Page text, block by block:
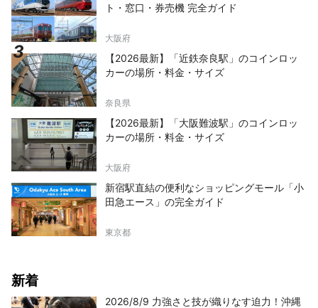
ト・窓口・券売機 完全ガイド
大阪府
【2026最新】「近鉄奈良駅」のコインロッ
カーの場所・料金・サイズ
奈良県
【2026最新】「大阪難波駅」のコインロッ
カーの場所・料金・サイズ
大阪府
新宿駅直結の便利なショッピングモール「小
田急エース」の完全ガイド
東京都
新着
2026/8/9 力強さと技が織りなす迫力！沖縄